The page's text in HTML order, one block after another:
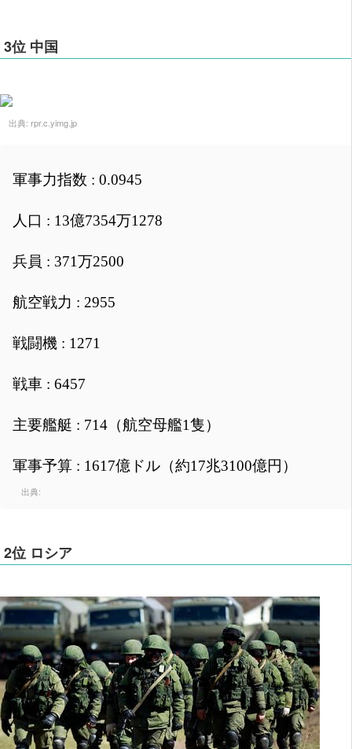
3位 中国
出典: rpr.c.yimg.jp
軍事力指数 : 0.0945
人口 : 13億7354万1278
兵員 : 371万2500
航空戦力 : 2955
戦闘機 : 1271
戦車 : 6457
主要艦艇 : 714（航空母艦1隻）
軍事予算 : 1617億ドル（約17兆3100億円）
出典:
2位 ロシア